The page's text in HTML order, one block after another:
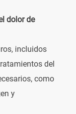
dolor de
incluidos
del
como
y